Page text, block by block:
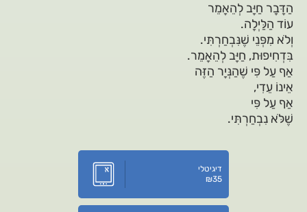
הַדָּבָר חַיָּב לְהֵאָמֵר
עוֹד הַלַּיְלָה.
וְלֹא מִפְּנֵי שֶׁנִּבְחַרְתִּי.
בִּדְחִיפוּת, חַיָּב לְהֵאָמֵר.
אַף עַל פִּי שֶׁהַנְּיָר הַזֶּה
אֵינוֹ עֵדִי,
אַף עַל פִּי
שֶׁלֹּא נִבְחַרְתִּי.
דיגיטלי
₪35